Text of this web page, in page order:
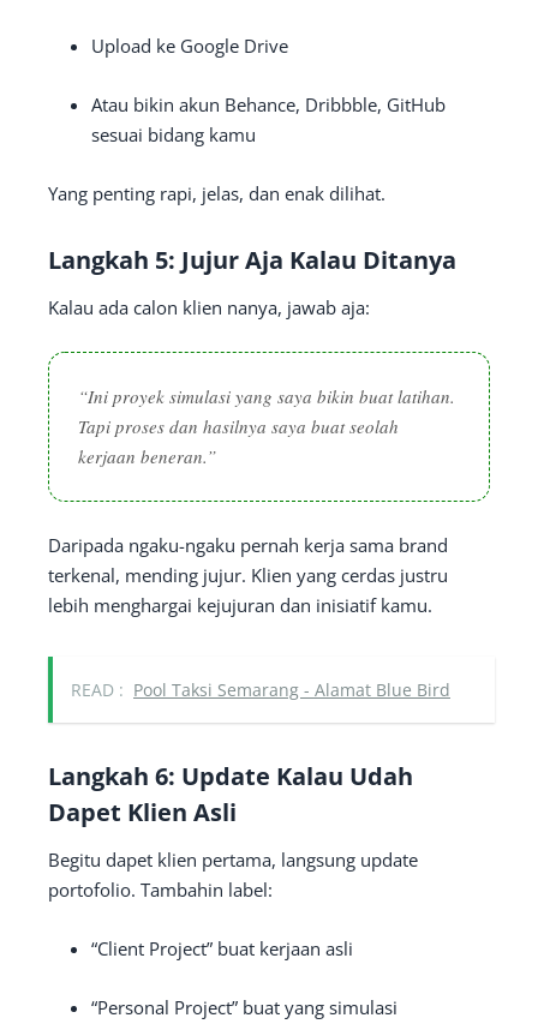
Upload ke Google Drive
Atau bikin akun Behance, Dribbble, GitHub
sesuai bidang kamu
Yang penting rapi, jelas, dan enak dilihat.
Langkah 5: Jujur Aja Kalau Ditanya
Kalau ada calon klien nanya, jawab aja:
“Ini proyek simulasi yang saya bikin buat latihan.
Tapi proses dan hasilnya saya buat seolah
kerjaan beneran.”
Daripada ngaku-ngaku pernah kerja sama brand
terkenal, mending jujur. Klien yang cerdas justru
lebih menghargai kejujuran dan inisiatif kamu.
READ : Pool Taksi Semarang - Alamat Blue Bird
Langkah 6: Update Kalau Udah
Dapet Klien Asli
Begitu dapet klien pertama, langsung update
portofolio. Tambahin label:
“Client Project” buat kerjaan asli
“Personal Project” buat yang simulasi